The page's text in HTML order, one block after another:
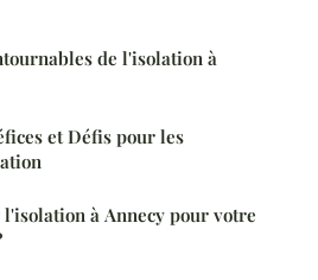
de l'isolation à
et Défis pour les
à Annecy pour votre